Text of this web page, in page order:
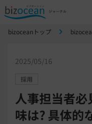
bizoceanトップ
2025/05/16
採用
人事担当者
味は? 具体的